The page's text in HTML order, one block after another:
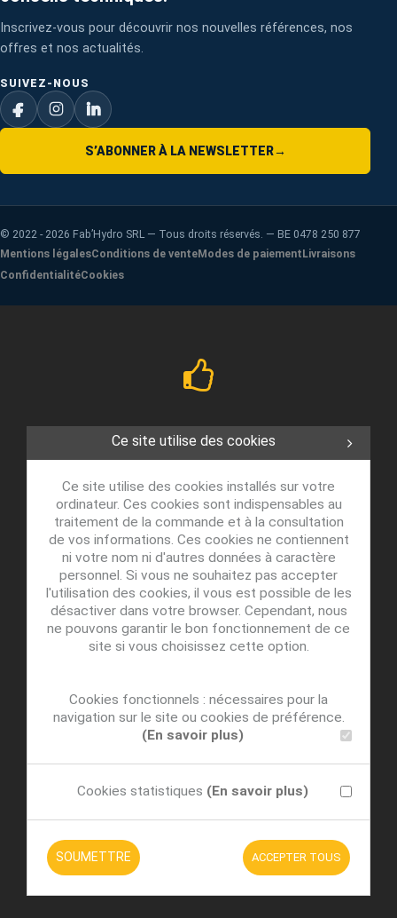
Inscrivez-vous pour découvrir nos nouvelles références, nos
offres et nos actualités.
SUIVEZ-NOUS
S’ABONNER À LA NEWSLETTER→
© 2022 - 2026 Fab’Hydro SRL — Tous droits réservés. — BE 0478 250 877
Mentions légalesConditions de venteModes de paiementLivraisons
ConfidentialitéCookies
Ce site utilise des cookies
Ce site utilise des cookies installés sur votre
ordinateur. Ces cookies sont indispensables au
traitement de la commande et à la consultation
de vos informations. Ces cookies ne contiennent
ni votre nom ni d'autres données à caractère
personnel. Si vous ne souhaitez pas accepter
l'utilisation des cookies, il vous est possible de les
désactiver dans votre browser. Cependant, nous
ne pouvons garantir le bon fonctionnement de ce
site si vous choisissez cette option.
Cookies fonctionnels : nécessaires pour la
navigation sur le site ou cookies de préférence.
(En savoir plus)
Cookies statistiques (En savoir plus)
SOUMETTRE ACCEPTER TOUS